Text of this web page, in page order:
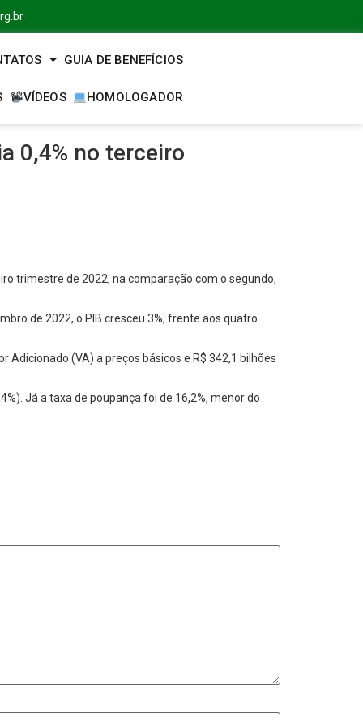
GUIA DE BENEFÍCIOS
VÍDEOS HOMOLOGADOR
0,4% no terceiro
trimestre de 2022, na comparação com o segundo,
de 2022, o PIB cresceu 3%, frente aos quatro
Adicionado (VA) a preços básicos e R$ 342,1 bilhões
Já a taxa de poupança foi de 16,2%, menor do